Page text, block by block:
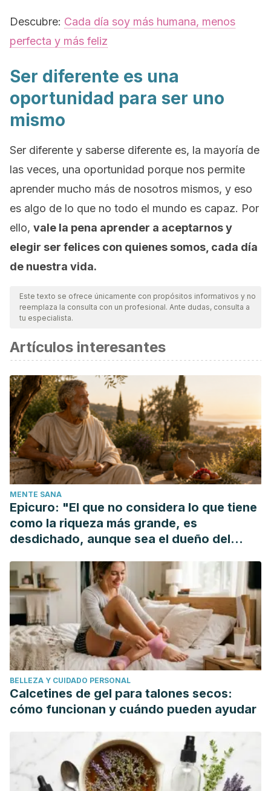
Descubre: Cada día soy más humana, menos
perfecta y más feliz
Ser diferente es una
oportunidad para ser uno
mismo
Ser diferente y saberse diferente es, la mayoría de
las veces, una oportunidad porque nos permite
aprender mucho más de nosotros mismos, y eso
es algo de lo que no todo el mundo es capaz. Por
ello, vale la pena aprender a aceptarnos y
elegir ser felices con quienes somos, cada día
de nuestra vida.
Este texto se ofrece únicamente con propósitos informativos y no
reemplaza la consulta con un profesional. Ante dudas, consulta a
tu especialista.
Artículos interesantes
MENTE SANA
Epicuro: "El que no considera lo que tiene
como la riqueza más grande, es
desdichado, aunque sea el dueño del
BELLEZA Y CUIDADO PERSONAL
Calcetines de gel para talones secos:
cómo funcionan y cuándo pueden ayudar